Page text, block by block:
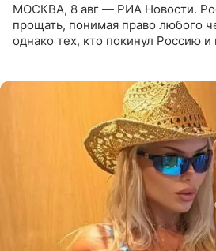
МОСКВА, 8 авг — РИА Новости.
прощать, понимая право любого
однако тех, кто покинул Россию и